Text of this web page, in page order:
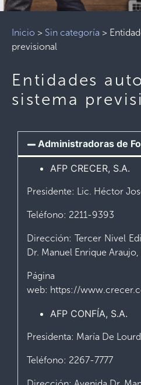
Inicio > Sin categoría >
previsional
Entidades
sistema
Administradoras de
AFP CRECER, S.A.
Presidente: Lic. Héctor
Teléfono: 2211-9393
Dirección: Tercer Nivel
Dr. Manuel Enrique Araujo,
Página
web: https://
AFP CONFÍA, S.A.
Presidenta: María De
Teléfono: 2267-7777